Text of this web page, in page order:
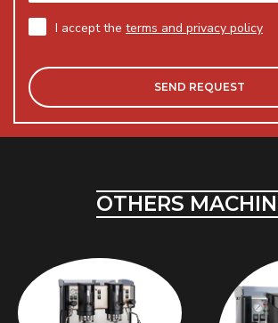
I accept the terms and privacy policy
OTHERS